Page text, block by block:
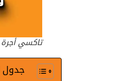
تاكسي
جدول